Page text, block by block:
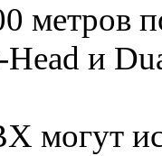
метров
и
могут